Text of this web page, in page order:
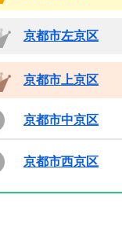
京都市左京区
京都市上京区
京都市中京区
京都市西京区